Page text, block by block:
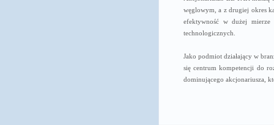
węglowym, a z drugiej okres
efektywność w dużej mierze
technologicznych.
Jako podmiot działający w
się centrum kompetencji do
dominującego akcjonariusza,